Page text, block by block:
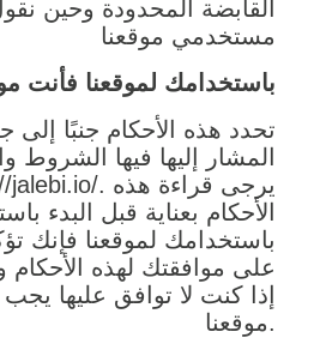
القابضة المحدودة وحين
مستخدمي موقعنا
باستخدامك لموقعنا فأنت
تحدد هذه الأحكام جنبًا
المشار إليها فيها الشروط
الأحكام بعناية قبل البدء
على موافقتك لهذه الأحكام
إذا كنت لا توافق عليها
موقعنا.